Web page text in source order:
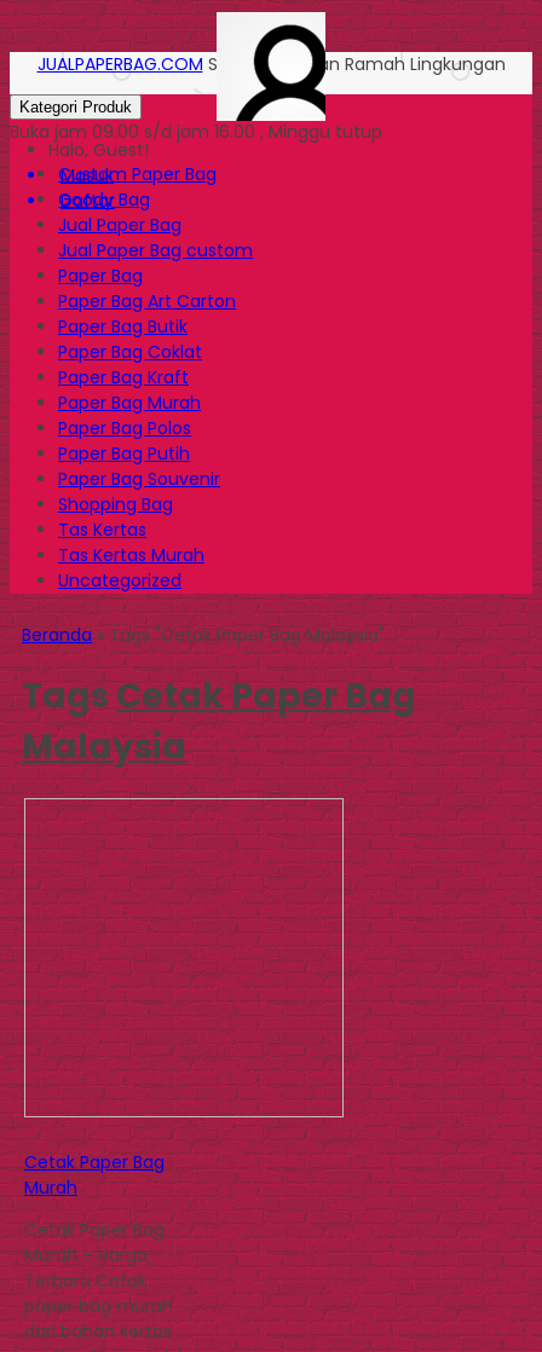
Halo, Guest!
Masuk
Daftar
JUALPAPERBAG.COM Solusi Kemasan Ramah Lingkungan
Kategori Produk
Buka jam 09.00 s/d jam 16.00 , Minggu tutup
Custom Paper Bag
Goody Bag
Jual Paper Bag
Jual Paper Bag custom
Paper Bag
Paper Bag Art Carton
Paper Bag Butik
Paper Bag Coklat
Paper Bag Kraft
Paper Bag Murah
Paper Bag Polos
Paper Bag Putih
Paper Bag Souvenir
Shopping Bag
Tas Kertas
Tas Kertas Murah
Uncategorized
Beranda»Tags "Cetak Paper Bag Malaysia"
TagsCetak Paper Bag
Malaysia
Cetak Paper Bag
Murah
Cetak Paper Bag
Murah – Harga
Terbaru Cetak
paper bag murah
dari bahan kertas